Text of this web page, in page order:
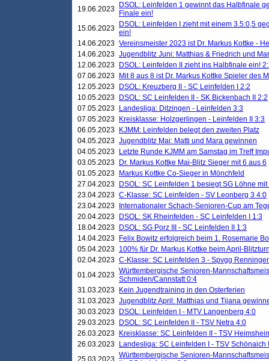
19.06.2023
DSOL: Leinfelden 1 gewinnt das Halbfinale
Finale ein!
15.06.2023
DSOL: Leinfelden I zieht mit einem 3.5:0,5
ein!
14.06.2023 Vereinsmeister 2023 ist Dr. Markus Kottke -
14.06.2023 Jugendblitz Juni: Matthias & Friedrich und
12.06.2023
DSOL: Leinfelden II zieht ins Halbfinale ein!
07.06.2023
Mit 8 aus 8 ist Dr. Markus Kottke Spieler des
12.05.2023
DSOL: Kreuzberg II - SC Leinfelden I 2:2
10.05.2023
DSOL: SC Leinfelden II - SK Bickenbach II 2:2
07.05.2023
Landesliga: Ditzingen - Leinfelden 3:3
07.05.2023
Kreisklasse: Holzgerlingen - Leinfelden II 3:3
06.05.2023
KJMM: Leinfelden belegt den zweiten Platz
04.05.2023 Jugendblitz Mai: Matti und Mara gewinnen
04.05.2023
Letzte Runde KJMM am Samstag im Treff
03.05.2023
Dr. Markus Kottke Mai-Blitz Sieger mit 6 aus 6
01.05.2023
Markus Kottke Co-Sieger in Mönchfeld
27.04.2023
DSOL: SC Leinfelden 1 besiegt SG Löhne mit
23.04.2023 C-Klasse: SC Leinfelden - SV Leonberg 3 4:0
23.04.2023
Internationaler Schach-Senioren-Cup am
20.04.2023
DSOL: SK Rheinfelden - SC Leinfelden I 1:3
18.04.2023
DSOL: SG Porz III - SC Leinfelden II 1:3
14.04.2023
Felix Bowitz erfolgreich beim 1. Rosemarie
05.04.2023 100% für Dr. Markus Kottke beim April-
02.04.2023 C-Klasse: SC Leinfelden 3 - Spvgg
01.04.2023 Württembergische Senioren-
Schmiden/Cannstatt 0:4
31.03.2023
Kein Jugendtraining in den Osterferien
31.03.2023 Jugendblitz April: Matthias und Tijana
30.03.2023
DSOL: Leinfelden I - MTV Langenberg 4:0
29.03.2023
DSOL: SC Leinfelden II - TSV Netra 4:0
26.03.2023
Kreisklasse: SC Leinfelden II - TSV
26.03.2023
Landesliga: SC Leinfelden I - TSV Schönaich
25.03.2023 Württembergische Senioren-